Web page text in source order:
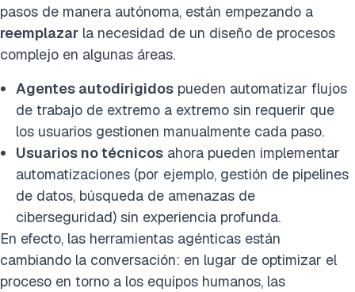
pasos de manera autónoma, están empezando a
reemplazar la necesidad de un diseño de procesos
complejo en algunas áreas.
Agentes autodirigidos pueden automatizar flujos
de trabajo de extremo a extremo sin requerir que
los usuarios gestionen manualmente cada paso.
Usuarios no técnicos ahora pueden implementar
automatizaciones (por ejemplo, gestión de pipelines
de datos, búsqueda de amenazas de
ciberseguridad) sin experiencia profunda.
En efecto, las herramientas agénticas están
cambiando la conversación: en lugar de optimizar el
proceso en torno a los equipos humanos, las